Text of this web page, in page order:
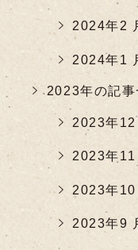
2024年2
2024年1
2023年の記
2023年12
2023年11
2023年10
2023年9